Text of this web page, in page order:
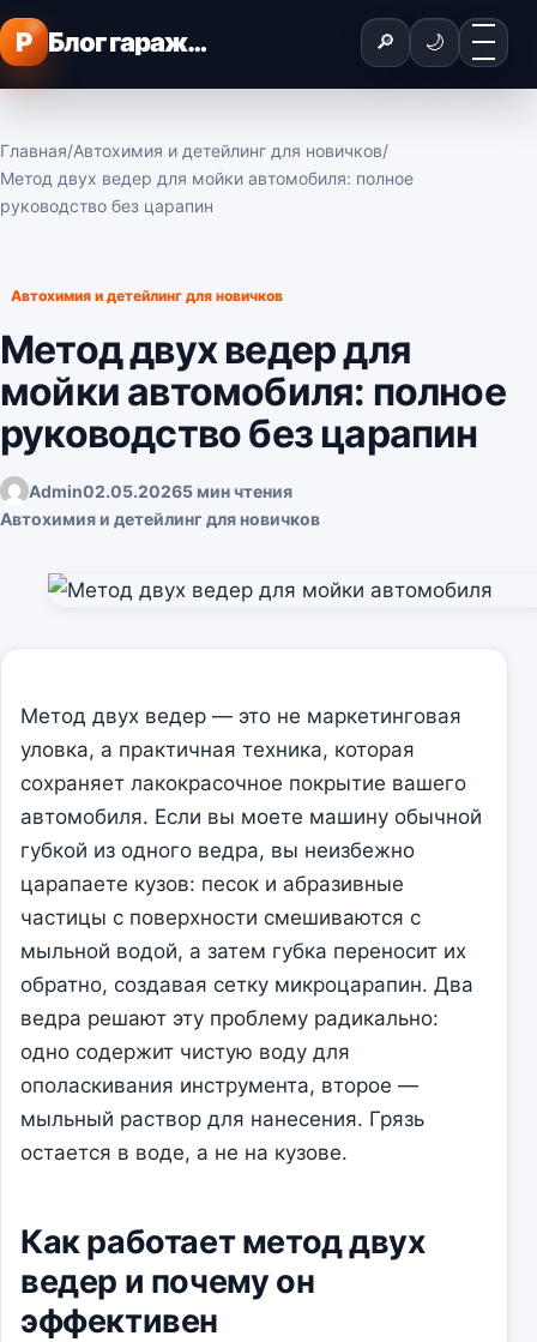
Перейти к содержимому
P Блог гаражного мастера 🔎 🌙 Меню
Главная/Автохимия и детейлинг для новичков/
Метод двух ведер для мойки автомобиля: полное
руководство без царапин
Автохимия и детейлинг для новичков
Метод двух ведер для
мойки автомобиля: полное
руководство без царапин
Admin02.05.20265 мин чтения
Автохимия и детейлинг для новичков
Метод двух ведер — это не маркетинговая
уловка, а практичная техника, которая
сохраняет лакокрасочное покрытие вашего
автомобиля. Если вы моете машину обычной
губкой из одного ведра, вы неизбежно
царапаете кузов: песок и абразивные
частицы с поверхности смешиваются с
мыльной водой, а затем губка переносит их
обратно, создавая сетку микроцарапин. Два
ведра решают эту проблему радикально:
одно содержит чистую воду для
ополаскивания инструмента, второе —
мыльный раствор для нанесения. Грязь
остается в воде, а не на кузове.
Как работает метод двух
ведер и почему он
эффективен